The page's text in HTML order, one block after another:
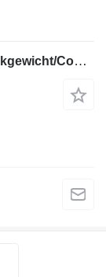
Komatsu WA85 - 3 - Counterweight/Heckgewicht/Contragewicht šasija